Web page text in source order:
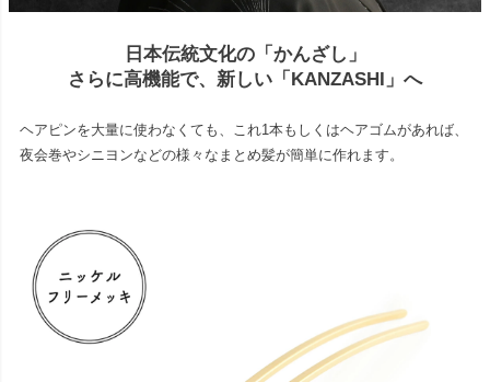
日本伝統文化の「かんざし」
さらに高機能で、新しい「KANZASHI」へ
ヘアピンを大量に使わなくても、これ1本もしくはヘアゴムがあれば、
夜会巻やシニヨンなどの様々なまとめ髪が簡単に作れます。